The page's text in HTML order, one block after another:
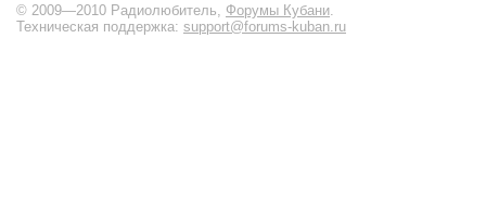
© 2009—2010 Радиолюбитель, Форумы Кубани
Техническая поддержка: support@forums-kuban.ru